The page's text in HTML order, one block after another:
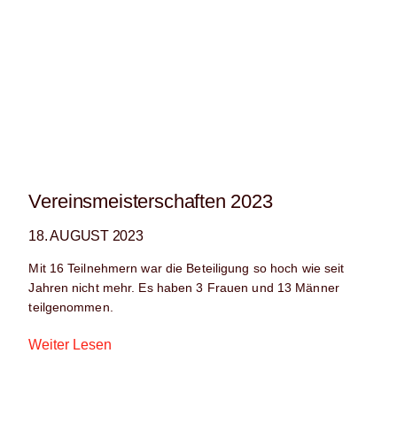
Vereinsmeisterschaften 2023
18. AUGUST 2023
Mit 16 Teilnehmern war die Beteiligung so hoch wie seit
Jahren nicht mehr. Es haben 3 Frauen und 13 Männer
teilgenommen.
Weiter Lesen